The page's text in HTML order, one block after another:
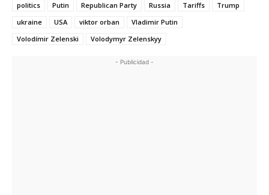
politics
Putin Republican Party Russia Tariffs
Trump
ukraine
USA viktor orban
Vladimir Putin
Volodímir Zelenski
Volodymyr Zelenskyy
- Publicidad -